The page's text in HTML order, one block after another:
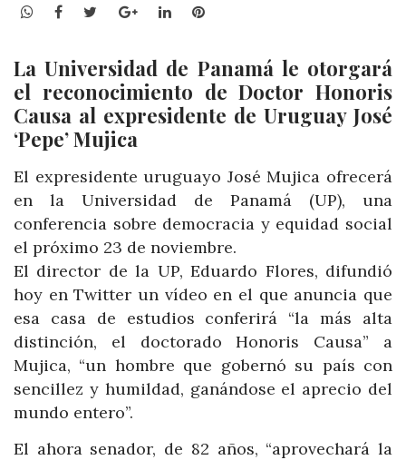
WhatsApp
Facebook
TwitterGoogle+LinkedInPinterest
La Universidad de Panamá le otorgará
el reconocimiento de Doctor Honoris
Causa al expresidente de Uruguay José
‘Pepe’ Mujica
El expresidente uruguayo José Mujica ofrecerá
en la Universidad de Panamá (UP), una
conferencia sobre democracia y equidad social
el próximo 23 de noviembre.
El director de la UP, Eduardo Flores, difundió
hoy en Twitter un vídeo en el que anuncia que
esa casa de estudios conferirá “la más alta
distinción, el doctorado Honoris Causa” a
Mujica, “un hombre que gobernó su país con
sencillez y humildad, ganándose el aprecio del
mundo entero”.
El ahora senador, de 82 años, “aprovechará la